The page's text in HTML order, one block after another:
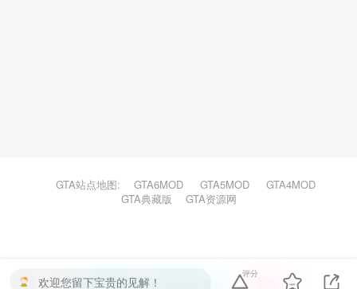
GTA站点地图: GTA6MOD GTA5MOD
GTA4MOD
GTA典藏版
GTA资源网
欢迎您留下宝贵的见解！
评分
本站主题由Zibll子比主题强力驱动 联系作者